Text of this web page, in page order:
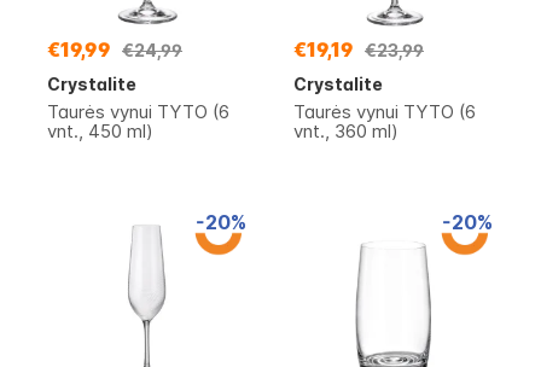
€19,99 €24,99
Crystalite
Taurės vynui TYTO (6
vnt., 450 ml)
€19,19 €23,99
Crystalite
Taurės vynui TYTO (6
vnt., 360 ml)
-20% -20%